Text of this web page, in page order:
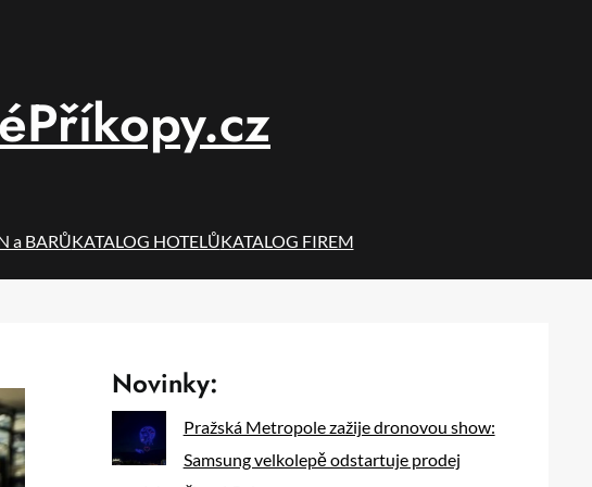
a BARŮKATALOG HOTELŮKATALOG FIREM
Novinky:
Pražská Metropole zažije dronovou show:
Samsung velkolepě odstartuje prodej